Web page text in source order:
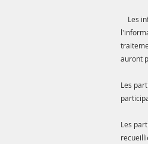
Les
auront
Les
Les